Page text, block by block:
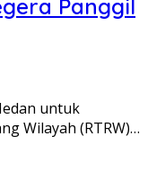
Panggil
untuk
Wilayah (RTRW)…